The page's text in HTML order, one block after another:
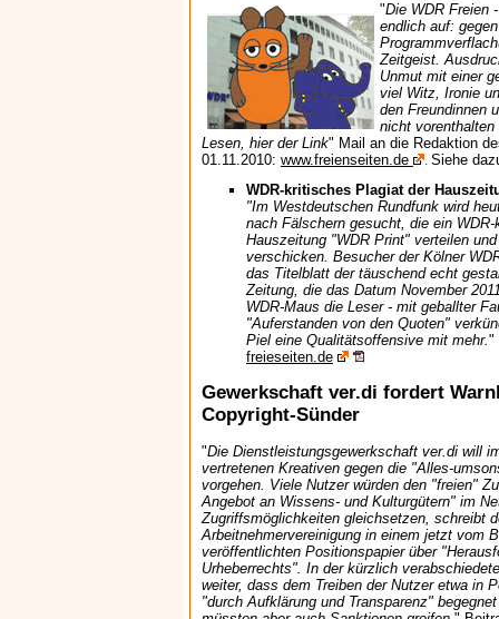
"Die WDR Freien
endlich auf:
Zeitgeist.
Unmut mit einer
viel Witz, Ironie
den Freundinnen
nicht
Lesen, hier der Link" Mail an die Redaktion
01.11.2010: www.freienseiten.de . Siehe
WDR-kritisches Plagiat der
"Im Westdeutschen Rundfunk wird
nach Fälschern gesucht, die ein
Hauszeitung "WDR Print" verteilen
verschicken. Besucher der Kölner
das Titelblatt der täuschend echt
Zeitung, die das Datum November
WDR-Maus die Leser - mit geballter
"Auferstanden von den Quoten"
Piel eine Qualitätsoffensive mit mehr."
freieseiten.de
Gewerkschaft ver.di fordert
Copyright-Sünder
"Die Dienstleistungsgewerkschaft ver.di will
vertretenen Kreativen gegen die "Alles-
vorgehen. Viele Nutzer würden den "freien"
Angebot an Wissens- und Kulturgütern" im
Zugriffsmöglichkeiten gleichsetzen, schreibt
Arbeitnehmervereinigung in einem jetzt vom
veröffentlichten Positionspapier über
Urheberrechts". In der kürzlich
weiter, dass dem Treiben der Nutzer etwa in
"durch Aufklärung und Transparenz"